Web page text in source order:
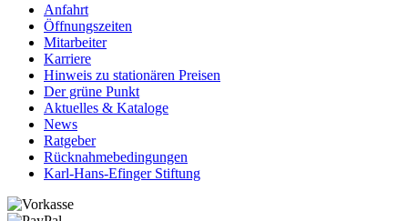
Anfahrt
Öffnungszeiten
Mitarbeiter
Karriere
Hinweis zu stationären Preisen
Der grüne Punkt
Aktuelles & Kataloge
News
Ratgeber
Rücknahmebedingungen
Karl-Hans-Efinger Stiftung